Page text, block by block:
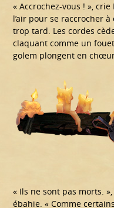
« Accrochez-vous ! »,
l’air pour se raccrocher
trop tard. Les cordes
claquant comme un
golem plongent en chœur
« Ils ne sont pas morts.
ébahie. « Comme